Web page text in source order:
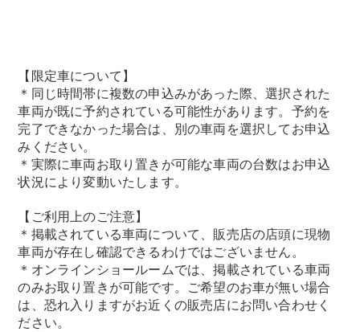
【限定車について】
＊同じ時間帯に複数の申込みがあった際、選択された
車両が既に予約されている可能性があります。予約を
完了できなかった場合は、別の車両を選択してお申込
みください。
＊実際に車両お取り置きが可能な車両の台数はお申込
状況により変動いたします。
【ご利用上のご注意】
＊掲載されている車両について、販売店の店頭に現物
車両が存在し確認できるわけではございません。
＊オンラインショールームでは、掲載されている車両
のみお取り置きが可能です。ご希望のお車が無い場合
は、恐れ入りますがお近くの販売店にお問い合わせく
ださい。